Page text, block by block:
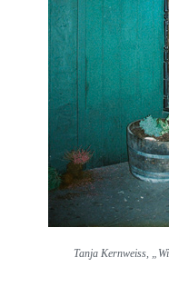
Tanja Kernweiss,